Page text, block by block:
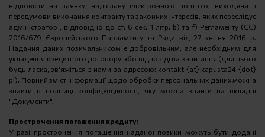
відповісти на заявку, надіслану електронною поштою, виходячи з
передумови виконання контракту та законних інтересів, яких переслідує
адміністратор , відповідно до ст. 6 сек. 1 літр. b) та f) Регламенту (ЄС)
2016/679 Європейського Парламенту та Ради від 27 квітня 2016 р.
Надання даних позичальником є ​​добровільним, але необхідним для
укладення кредитного договору або відповіді на запитання (для цього
будь ласка, зв'яжіться з нами за адресою: kontakt {at} kapusta24 {dot}
pl). Повний зміст інформації щодо обробки персональних даних можна
знайти в політиці конфіденційності, яку можна знайти на вкладці
"Документи".
Прострочення погашення кредиту:
У разі прострочення погашення наданої позики можуть бути додані